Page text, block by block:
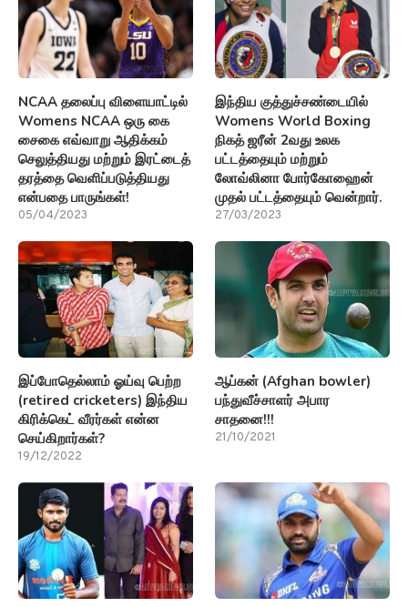
NCAA தலைப்பு விளையாட்டில்
Womens NCAA ஒரு கை
சைகை எவ்வாறு ஆதிக்கம்
செலுத்தியது மற்றும் இரட்டைத்
தரத்தை வெளிப்படுத்தியது
என்பதை பாருங்கள்!
05/04/2023
இந்திய குத்துச்சண்டையில்
Womens World Boxing
நிகத் ஜரீன் 2வது உலக
பட்டத்தையும் மற்றும்
லோவ்லினா போர்கோஹைன்
முதல் பட்டத்தையும் வென்றார்.
27/03/2023
இப்போதெல்லாம் ஓய்வு பெற்ற
(retired cricketers) இந்திய
கிரிக்கெட் வீரர்கள் என்ன
செய்கிறார்கள்?
19/12/2022
ஆப்கன் (Afghan bowler)
பந்துவீச்சாளர் அபார
சாதனை!!!
21/10/2021